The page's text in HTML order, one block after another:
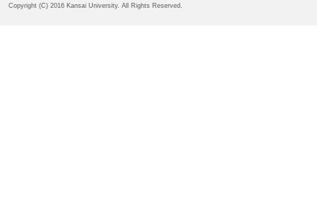
Copyright (C) 2016 Kansai University. All Rights Reserved.